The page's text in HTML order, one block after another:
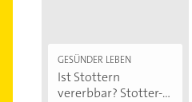
GESÜNDER LEBEN
Ist Stottern
vererbbar? Stotter-